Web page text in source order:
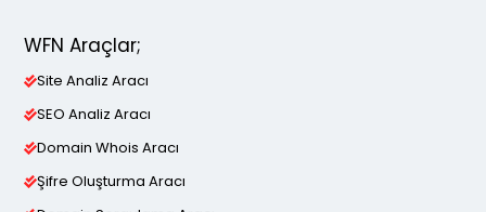
WFN Araçlar;
Site Analiz Aracı
SEO Analiz Aracı
Domain Whois Aracı
Şifre Oluşturma Aracı